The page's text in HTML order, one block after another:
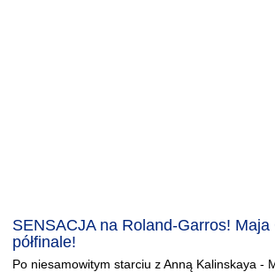
SENSACJA na Roland-Garros!
półfinale!
Po niesamowitym starciu z Anną Kalinskaya -